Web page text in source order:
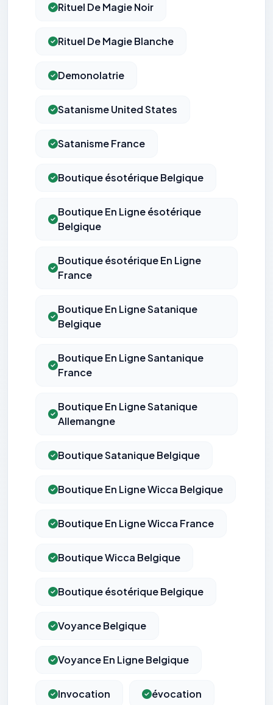
Rituel De Magie Noir
Rituel De Magie Blanche
Demonolatrie
Satanisme United States
Satanisme France
Boutique ésotérique Belgique
Boutique En Ligne ésotérique
Belgique
Boutique ésotérique En Ligne
France
Boutique En Ligne Satanique
Belgique
Boutique En Ligne Santanique
France
Boutique En Ligne Satanique
Allemangne
Boutique Satanique Belgique
Boutique En Ligne Wicca Belgique
Boutique En Ligne Wicca France
Boutique Wicca Belgique
Boutique ésotérique Belgique
Voyance Belgique
Voyance En Ligne Belgique
Invocation évocation